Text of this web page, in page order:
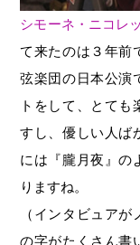
シモーネ・ニコレ
て来たのは３年前
弦楽団の日本公演
トをして、とて
すし、優しい人ば
には『朧月夜』の
りますね。
（インタビュア
の字がたくさん書